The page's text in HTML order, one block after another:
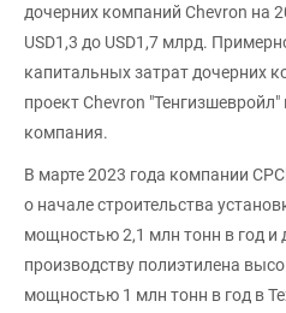
дочерних компаний Chevron на
USD1,3 до USD1,7 млрд.
капитальных затрат дочерних
проект Chevron
компания.
В марте 2023 года компании
о начале строительства
мощностью 2,1 млн тонн в год и
производству полиэтилена
мощностью 1 млн тонн в год в